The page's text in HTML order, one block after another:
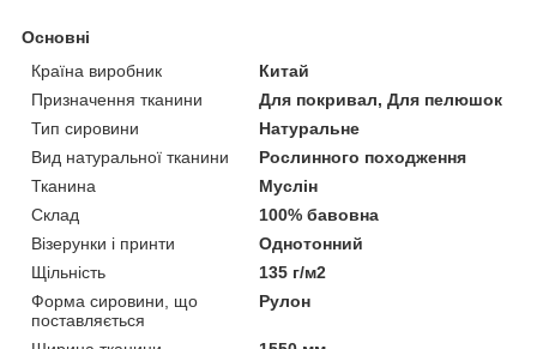
Основні
Країна виробник
Китай
Призначення тканини
Для покривал, Для пелюшок
Тип сировини
Натуральне
Вид натуральної тканини
Рослинного походження
Тканина
Муслін
Склад
100% бавовна
Візерунки і принти
Однотонний
Щільність
135 г/м2
Форма сировини, що
поставляється
Рулон